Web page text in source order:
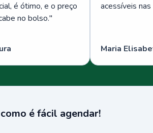
é ótimo, e o preço
no bolso."
acessíveis
Maria
é fácil agendar!